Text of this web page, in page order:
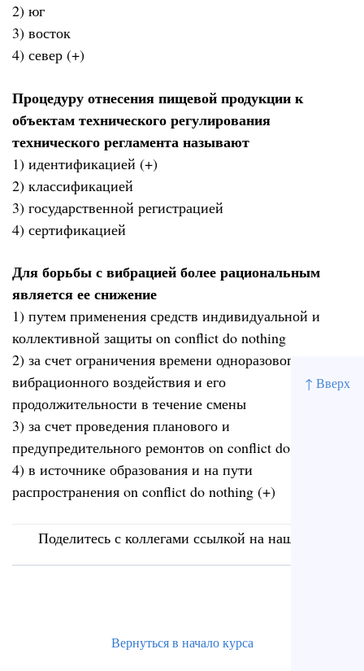
↑ Вверх
2) юг
3) восток
4) север (+)
Процедуру отнесения пищевой продукции к
объектам технического регулирования
технического регламента называют
1) идентификацией (+)
2) классификацией
3) государственной регистрацией
4) сертификацией
Для борьбы с вибрацией более рациональным
является ее снижение
1) путем применения средств индивидуальной и
коллективной защиты on conflict do nothing
2) за счет ограничения времени одноразового
вибрационного воздействия и его
продолжительности в течение смены
3) за счет проведения планового и
предупредительного ремонтов on conflict do nothing
4) в источнике образования и на пути
распространения on conflict do nothing (+)
Поделитесь с коллегами ссылкой на наш сайт
Вернуться в начало курса